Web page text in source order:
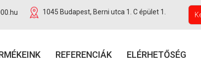
1045 Budapest, Berni utca 1. C épület 1.
REFERENCIÁK ELÉRHETŐSÉG